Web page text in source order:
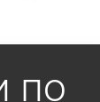
по